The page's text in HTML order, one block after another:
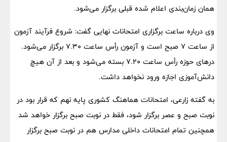
همان زمان‌بندی اعلام شده قبلی برگزار می‌شود.
وی درباره ساعت برگزاری امتحانات نهایی گفت: شروع فرآیند آزمون
از ساعت ۷ صبح است و آزمون رأس ساعت ۷.۳۰ برگزار می‌شود.
در‌های حوزه رأس ساعت ۷.۲۰ بسته می‌شود و بعد از آن هیچ
دانش‌آموزی اجازه ورود نخواهد داشت.
به گفته زارعی، امتحانات هماهنگ کشوری پایه نهم که قرار بود در
نوبت صبح و عصر برگزار شود، فقط در نوبت صبح برگزار خواهد شد
همچنین تمام امتحانات داخلی مدارس هم در نوبت صبح برگزار